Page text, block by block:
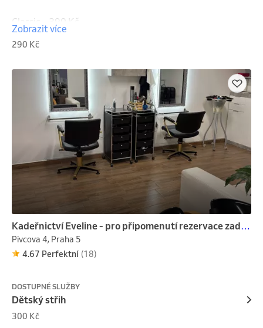
Classic – 390 Kč
Zobrazit více
290 Kč
Kadeřnictví Eveline - pro připomenutí rezervace zadejte e-mail
Pivcova 4, Praha 5
4.67 Perfektní (18)
DOSTUPNÉ SLUŽBY
Dětský střih
300 Kč